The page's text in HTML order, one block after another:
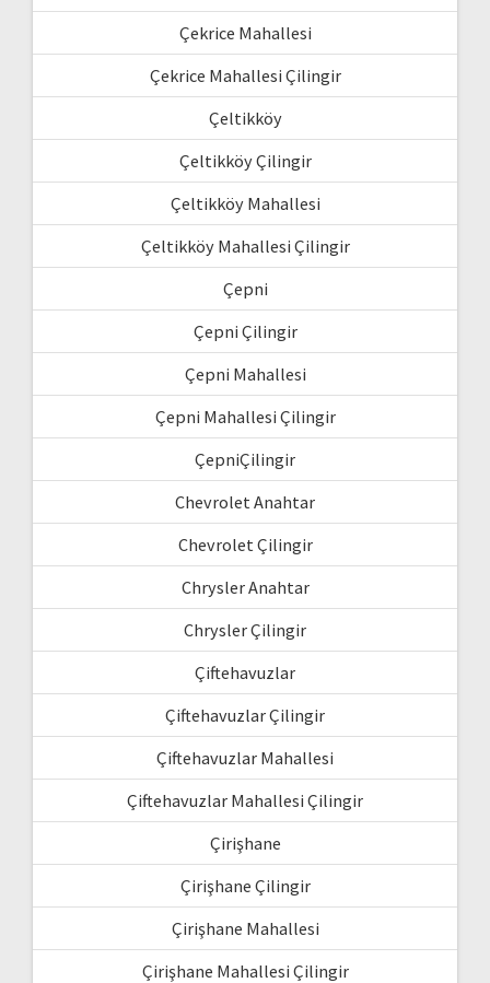
Çekrice Mahallesi
Çekrice Mahallesi Çilingir
Çeltikköy
Çeltikköy Çilingir
Çeltikköy Mahallesi
Çeltikköy Mahallesi Çilingir
Çepni
Çepni Çilingir
Çepni Mahallesi
Çepni Mahallesi Çilingir
ÇepniÇilingir
Chevrolet Anahtar
Chevrolet Çilingir
Chrysler Anahtar
Chrysler Çilingir
Çiftehavuzlar
Çiftehavuzlar Çilingir
Çiftehavuzlar Mahallesi
Çiftehavuzlar Mahallesi Çilingir
Çirişhane
Çirişhane Çilingir
Çirişhane Mahallesi
Çirişhane Mahallesi Çilingir